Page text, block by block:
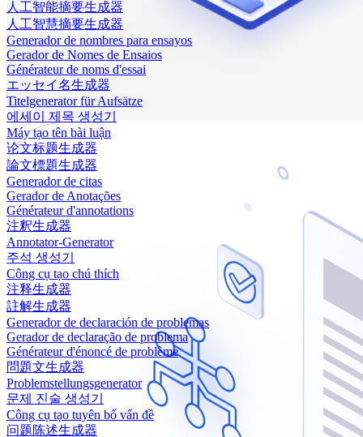
人工智能摘要生成器
人工智慧摘要生成器
Generador de nombres para ensayos
Gerador de Nomes de Ensaios
Générateur de noms d'essai
エッセイ名生成器
Titelgenerator für Aufsätze
에세이 제목 생성기
Máy tạo tên bài luận
论文标题生成器
論文標題生成器
Generador de citas
Gerador de Anotações
Générateur d'annotations
注釈生成器
Annotator-Generator
주석 생성기
Công cụ tạo chú thích
注释生成器
註解生成器
Generador de declaración de problemas
Gerador de declaração de problema
Générateur d'énoncé de problème
問題文生成器
Problemstellungsgenerator
문제 진술 생성기
Công cụ tạo tuyên bố vấn đề
问题陈述生成器